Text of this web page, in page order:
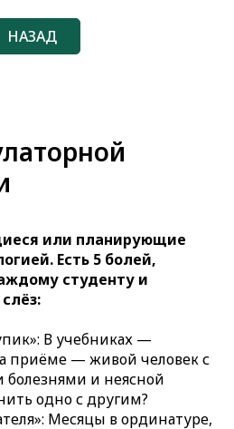
НАЗАД
или планирующие
Есть 5 болей,
студенту и
В учебниках —
приёме — живой человек с
и неясной
одно с другим?
Месяцы в ординатуре,